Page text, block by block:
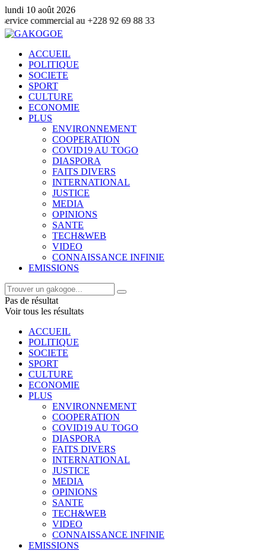
lundi 10 août 2026
au +228 92 69 88 33
ACCUEIL
POLITIQUE
SOCIETE
SPORT
CULTURE
ECONOMIE
PLUS
ENVIRONNEMENT
COOPERATION
COVID19 AU TOGO
DIASPORA
FAITS DIVERS
INTERNATIONAL
JUSTICE
MEDIA
OPINIONS
SANTE
TECH&WEB
VIDEO
CONNAISSANCE INFINIE
EMISSIONS
Pas de résultat
Voir tous les résultats
ACCUEIL
POLITIQUE
SOCIETE
SPORT
CULTURE
ECONOMIE
PLUS
ENVIRONNEMENT
COOPERATION
COVID19 AU TOGO
DIASPORA
FAITS DIVERS
INTERNATIONAL
JUSTICE
MEDIA
OPINIONS
SANTE
TECH&WEB
VIDEO
CONNAISSANCE INFINIE
EMISSIONS